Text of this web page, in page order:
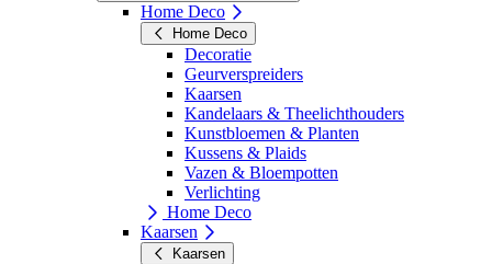
Home Deco
Home Deco
Decoratie
Geurverspreiders
Kaarsen
Kandelaars & Theelichthouders
Kunstbloemen & Planten
Kussens & Plaids
Vazen & Bloempotten
Verlichting
Home Deco
Kaarsen
Kaarsen